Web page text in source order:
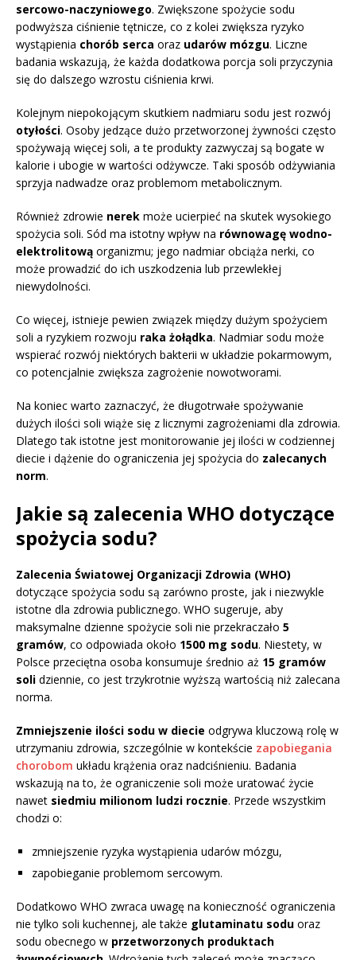
sercowo-naczyniowego. Zwiększone spożycie sodu
podwyższa ciśnienie tętnicze, co z kolei zwiększa ryzyko
wystąpienia chorób serca oraz udarów mózgu. Liczne
badania wskazują, że każda dodatkowa porcja soli przyczynia
się do dalszego wzrostu ciśnienia krwi.
Kolejnym niepokojącym skutkiem nadmiaru sodu jest rozwój
otyłości. Osoby jedzące dużo przetworzonej żywności często
spożywają więcej soli, a te produkty zazwyczaj są bogate w
kalorie i ubogie w wartości odżywcze. Taki sposób odżywiania
sprzyja nadwadze oraz problemom metabolicznym.
Również zdrowie nerek może ucierpieć na skutek wysokiego
spożycia soli. Sód ma istotny wpływ na równowagę wodno-
elektrolitową organizmu; jego nadmiar obciąża nerki, co
może prowadzić do ich uszkodzenia lub przewlekłej
niewydolności.
Co więcej, istnieje pewien związek między dużym spożyciem
soli a ryzykiem rozwoju raka żołądka. Nadmiar sodu może
wspierać rozwój niektórych bakterii w układzie pokarmowym,
co potencjalnie zwiększa zagrożenie nowotworami.
Na koniec warto zaznaczyć, że długotrwałe spożywanie
dużych ilości soli wiąże się z licznymi zagrożeniami dla zdrowia.
Dlatego tak istotne jest monitorowanie jej ilości w codziennej
diecie i dążenie do ograniczenia jej spożycia do zalecanych
norm.
Jakie są zalecenia WHO dotyczące
spożycia sodu?
Zalecenia Światowej Organizacji Zdrowia (WHO)
dotyczące spożycia sodu są zarówno proste, jak i niezwykle
istotne dla zdrowia publicznego. WHO sugeruje, aby
maksymalne dzienne spożycie soli nie przekraczało 5
gramów, co odpowiada około 1500 mg sodu. Niestety, w
Polsce przeciętna osoba konsumuje średnio aż 15 gramów
soli dziennie, co jest trzykrotnie wyższą wartością niż zalecana
norma.
Zmniejszenie ilości sodu w diecie odgrywa kluczową rolę w
utrzymaniu zdrowia, szczególnie w kontekście zapobiegania
chorobom układu krążenia oraz nadciśnieniu. Badania
wskazują na to, że ograniczenie soli może uratować życie
nawet siedmiu milionom ludzi rocznie. Przede wszystkim
chodzi o:
zmniejszenie ryzyka wystąpienia udarów mózgu,
zapobieganie problemom sercowym.
Dodatkowo WHO zwraca uwagę na konieczność ograniczenia
nie tylko soli kuchennej, ale także glutaminatu sodu oraz
sodu obecnego w przetworzonych produktach